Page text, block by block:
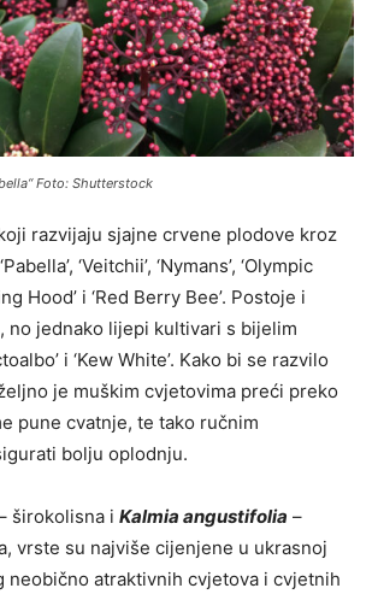
Foto: Shutterstock
razvijaju sjajne crvene plodove kroz
‘Veitchii’, ‘Nymans’, ‘Olympic
Hood’ i ‘Red Berry Bee’. Postoje i
no jednako lijepi kultivari s bijelim
i ‘Kew White’. Kako bi se razvilo
je muškim cvjetovima preći preko
pune cvatnje, te tako ručnim
bolju oplodnju.
širokolisna i Kalmia angustifolia –
vrste su najviše cijenjene u ukrasnoj
neobično atraktivnih cvjetova i cvjetnih